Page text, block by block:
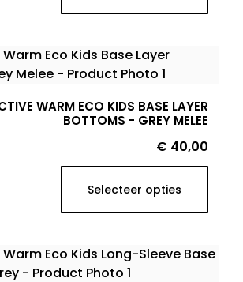
WARM ECO KIDS BASE LAYER
BOTTOMS - GREY MELEE
Prijs
€ 40,00
Selecteer opties